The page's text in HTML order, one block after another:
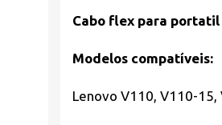
Cabo flex para portatil
Modelos compatíveis:
Lenovo V110, V110-15,